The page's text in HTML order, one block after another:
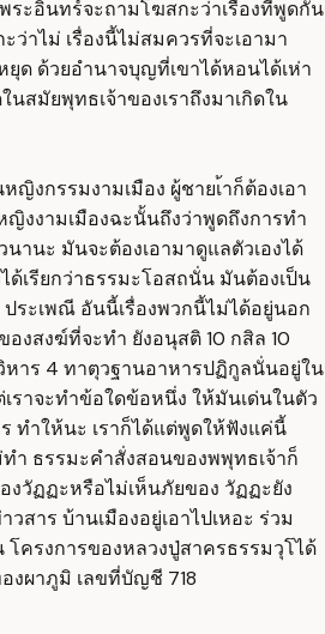
ระอินทร์จะถามโฆสกะว่าเรื่องที่พูดกัน
ว่าไม่ เรื่องนี้ไม่สมควรที่จะเอามา
ด ด้วยอำนาจบุญที่เขาได้หอนได้เห่า
นสมัยพุทธเจ้าของเราถึงมาเกิดใน
ญิงกรรมงามเมือง ผู้ชายเ้าก็ต้องเอา
ญิงงามเมืองฉะนั้นถึงว่าพูดถึงการทำ
านะ มันจะต้องเอามาดูแลตัวเองได้
ด้เรียกว่าธรรมะโอสถนั่น มันต้องเป็น
ระเพณี อันนี้เรื่องพวกนี้ไม่ได้อยู่นอก
งสงฆ์ที่จะทำ ยังอนุสติ 10 กสิล 10
หาร 4 ทาตุวฐานอาหารปฏิกูลนั่นอยู่ใน
ราจะทำข้อใดข้อหนึ่ง ให้มันเด่นในตัว
ร ทำให้นะ เราก็ได้แต่พูดให้ฟังแค่นี้
ำ ธรรมะคำสั่งสอนของพพุทธเจ้าก็
งวัฏฏะหรือไม่เห็นภัยของ วัฏฏะยัง
สาร บ้านเมืองอยู่เอาไปเหอะ ร่วม
ครงการของหลวงปู่สาครธรรมวุโได้
งผาภูมิ เลขที่บัญชี 718